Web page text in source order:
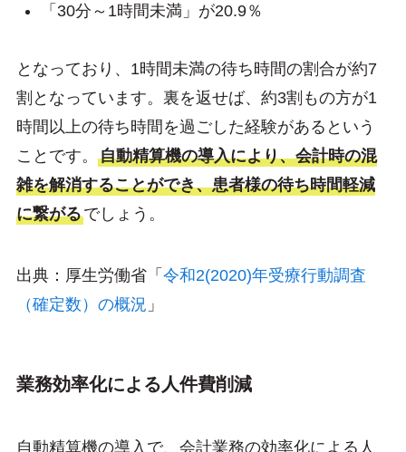
「30分～1時間未満」が20.9％
となっており、1時間未満の待ち時間の割合が約7
割となっています。裏を返せば、約3割もの方が1
時間以上の待ち時間を過ごした経験があるという
ことです。 自動精算機の導入により、会計時の混
雑を解消することができ、患者様の待ち時間軽減
に繋がるでしょう。
出典：厚生労働省「 令和2(2020)年受療行動調査
（確定数）の概況 」
業務効率化による人件費削減
自動精算機の導入で、会計業務の効率化による人